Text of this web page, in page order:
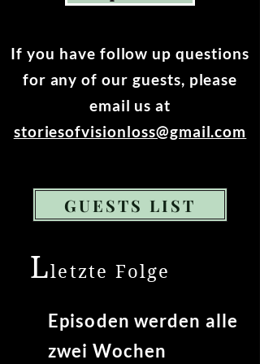
If you have follow up questions
for any of our guests, please
email us at
storiesofvisionloss@gmail.com
GUESTS LIST
Lletzte Folge
Episoden werden alle
zwei Wochen